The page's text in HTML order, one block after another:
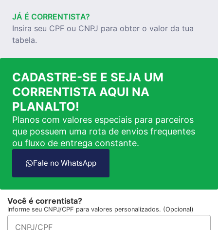
JÁ É CORRENTISTA?
Insira seu CPF ou CNPJ para obter o valor da tua
tabela.
CADASTRE-SE E SEJA UM
CORRENTISTA AQUI NA
PLANALTO!
Planos com valores especiais para parceiros
que possuem uma rota de envios frequentes
ou fluxo de entrega constante.
Fale no WhatsApp
Você é correntista?
Informe seu CNPJ/CPF para valores personalizados. (Opcional)